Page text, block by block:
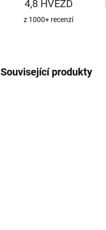
4,8 HVĚZD
z 1000+ recenzí
Související produkty